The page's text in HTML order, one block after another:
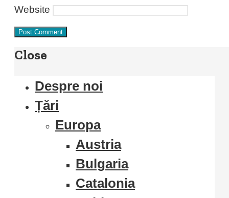
Website
Close
Despre noi
Țări
Europa
Austria
Bulgaria
Catalonia